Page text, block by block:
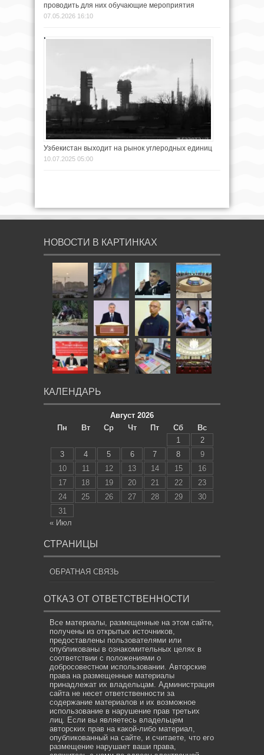
проводить для них обучающие мероприятия
07.05.2026 16:10
Узбекистан выходит на рынок углеродных единиц
10.07.2025 05:00
НОВОСТИ В КАРТИНКАХ
КАЛЕНДАРЬ
Август 2026
Пн
Вт Ср Чт Пт Сб
Вс
1
2
3
4 5 6 7 8
9
10
11 12 13 14 15
16
17
18 19 20 21 22
23
24
25 26 27 28 29
30
31
« Июл
СТРАНИЦЫ
ОБРАТНАЯ СВЯЗЬ
ОТКАЗ ОТ ОТВЕТСТВЕННОСТИ
Все материалы, размещенные на этом сайте,
получены из открытых источников,
предоставлены пользователями или
опубликованы в ознакомительных целях в
соответствии с положениями о
добросовестном использовании. Авторские
права на размещенные материалы
принадлежат их владельцам. Администрация
сайта не несет ответственности за
содержание материалов и их возможное
использование в нарушение прав третьих
лиц. Если вы являетесь владельцем
авторских прав на какой-либо материал,
опубликованный на сайте, и считаете, что его
размещение нарушает ваши права,